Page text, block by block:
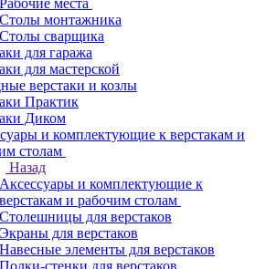
Рабочие места
Столы монтажника
Столы сварщика
для гаража
для мастерской
верстаки и козлы
Практик
Диком
и комплектующие к верстакам и
столам
Назад
Аксессуары и комплектующие к
верстакам и рабочим столам
Столешницы для верстаков
Экраны для верстаков
Навесные элементы для верстаков
Полки-стенки для верстаков